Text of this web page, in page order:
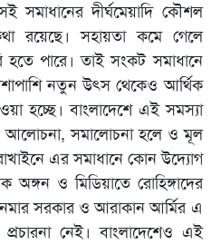
সমাধানের দীর্ঘমেয়াদি কৌশল
রয়েছে। সহায়তা কমে গেলে
পারে। তাই সংকট সমাধানে
নতুন উৎস থেকেও আর্থিক
হচ্ছে। বাংলাদেশে এই সমস্যা
আলোচনা, সমালোচনা হলে ও মূল
এর সমাধানে কোন উদ্যোগ
অঙ্গন ও মিডিয়াতে রোহিঙ্গাদের
সরকার ও আরাকান আর্মির এ
নেই। বাংলাদেশেও এই